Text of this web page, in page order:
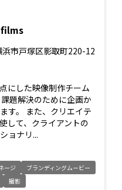
films
浜市戸塚区影取町220-12
にした映像制作チーム
題解決のために企画か
す。 また、クリエイテ
して、クライアントの
ョナリ...
ージ
ブランディングムービー
撮影